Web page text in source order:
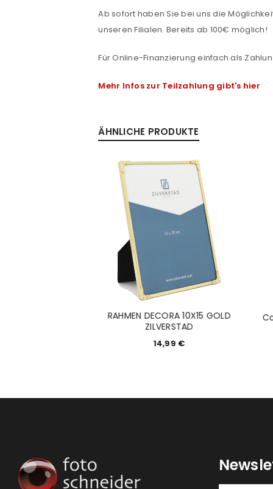
Passwort*
Anmeldeformular
Ab sofort haben Sie bei uns die
unseren Filialen. Bereits ab 100€ möglich!
Für Online-Finanzierung einfach als
Mehr Infos zur Teilzahlung gibt's hier
ÄHNLICHE PRODUKTE
RAHMEN DECORA 10X15 GOLD
ZILVERSTAD
14,99 €